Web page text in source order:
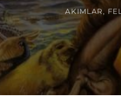
AKIMLAR